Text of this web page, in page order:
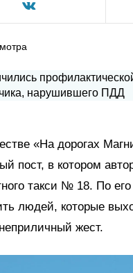
«На дорогах
пост, в котором
такси № 18. По
людей, которые
жест.